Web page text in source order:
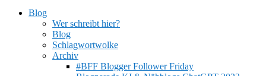
Blog
Wer schreibt hier?
Blog
Schlagwortwolke
Archiv
#BFF Blogger Follower Friday